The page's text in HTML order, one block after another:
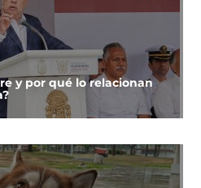
y por qué lo relacionan